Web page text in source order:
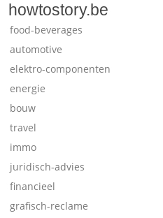
howtostory.be
food-beverages
automotive
elektro-componenten
energie
bouw
travel
immo
juridisch-advies
financieel
grafisch-reclame